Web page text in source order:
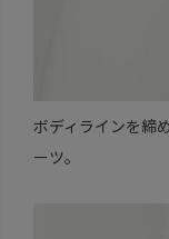
ボディラインを締
ーツ。